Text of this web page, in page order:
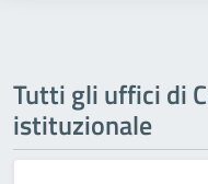
Tutti gli uffici di
istituzionale